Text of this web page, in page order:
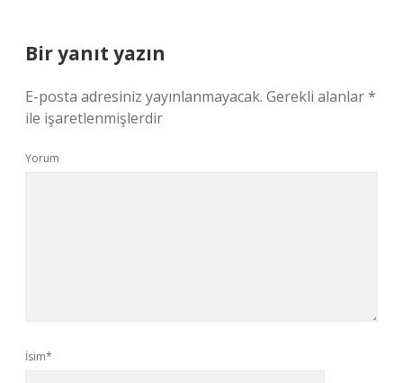
Bir yanıt yazın
E-posta adresiniz yayınlanmayacak. Gerekli alanlar*
ile işaretlenmişlerdir
Yorum
İsim*